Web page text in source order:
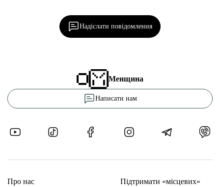
Надіслати повідомлення
Менщина
Написати нам
Про нас Підтримати «місцевих»